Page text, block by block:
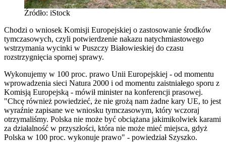
Źródło: iStock
Chodzi o wniosek Komisji Europejskiej o zastosowanie środków
tymczasowych, czyli potwierdzenie nakazu natychmiastowego
wstrzymania wycinki w Puszczy Białowieskiej do czasu
rozstrzygnięcia spornej sprawy.
Wykonujemy w 100 proc. prawo Unii Europejskiej - od momentu
wprowadzenia sieci Natura 2000 i od momentu zaistniałego sporu z
Komisją Europejską - mówił minister na konferencji prasowej.
"Chcę również powiedzieć, że nie grożą nam żadne kary UE, to jest
wyraźnie zapisane we wniosku tymczasowym, który wczoraj
otrzymaliśmy. Polska nie może być obciążana jakimikolwiek karami
za działalność w przyszłości, która nie może mieć miejsca, gdyż
Polska w 100 proc. wykonuje prawo" - powiedział Szyszko.